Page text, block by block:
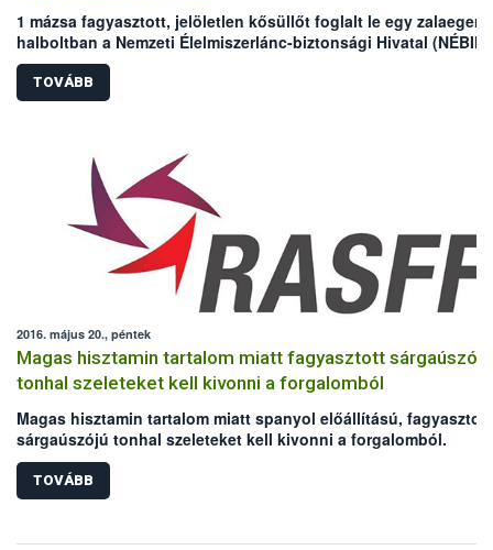
1 mázsa fagyasztott, jelöletlen kősüllőt foglalt le egy
halboltban a Nemzeti Élelmiszerlánc-biztonsági Hivatal (NÉBIH)
Állami Halőri Szolgálata (ÁHSZ). Az ÁHSZ kiemelt feladata az
orvhalászok és az általuk illegálisan zsákmányolt hal és
haltermékek értékesítőinek leleplezése. Ennek érdekében egy
TOVÁBB
2016. május 20., péntek
Magas hisztamin tartalom miatt fagyasztott sárgaúszójú
tonhal szeleteket kell kivonni a forgalomból
Magas hisztamin tartalom miatt spanyol előállítású,
sárgaúszójú tonhal szeleteket kell kivonni a forgalomból.
TOVÁBB